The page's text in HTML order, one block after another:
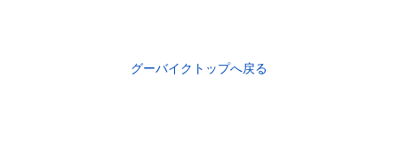
グーバイクトップへ戻る